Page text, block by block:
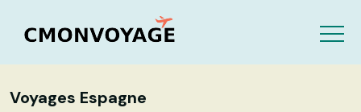
Voyages Espagne